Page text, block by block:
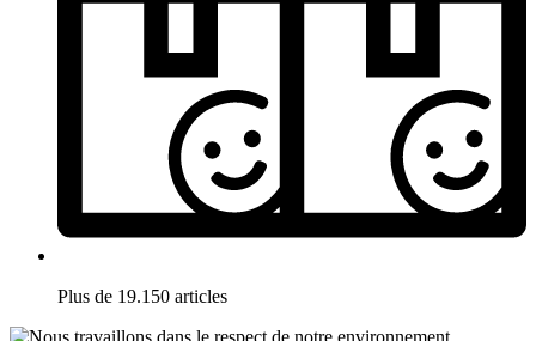
Plus de 19.150 articles